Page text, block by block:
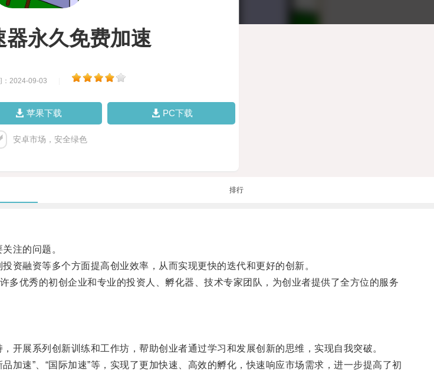
器永久免费加速
：2024-09-03
苹果下载 PC下载
安卓市场，安全绿色
排行
注的问题。
融资等多个方面提高创业效率，从而实现更快的迭代和更好的创新。
优秀的初创企业和专业的投资人、孵化器、技术专家团队，为创业者提供了全方位的服务
展系列创新训练和工作坊，帮助创业者通过学习和发展创新的思维，实现自我突破。
速”、“国际加速”等，实现了更加快速、高效的孵化，快速响应市场需求，进一步提高了初